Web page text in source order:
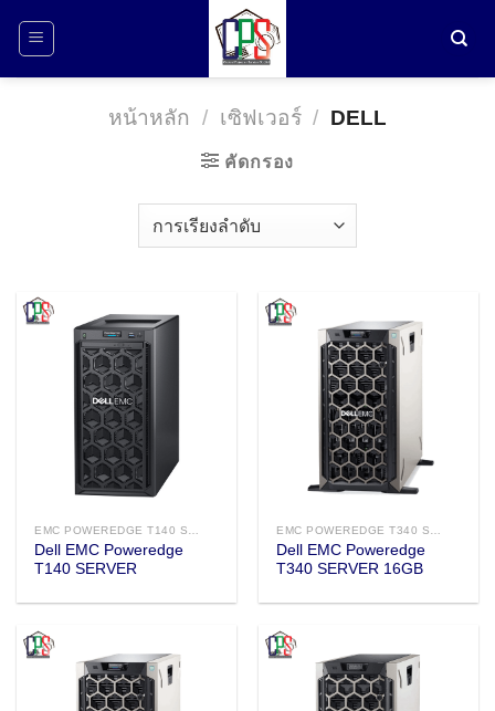
หน้าหลัก / เซิฟเวอร์ / DELL
คัดกรอง
Dell EMC Poweredge
T140 SERVER
Dell EMC Poweredge
T340 SERVER 16GB